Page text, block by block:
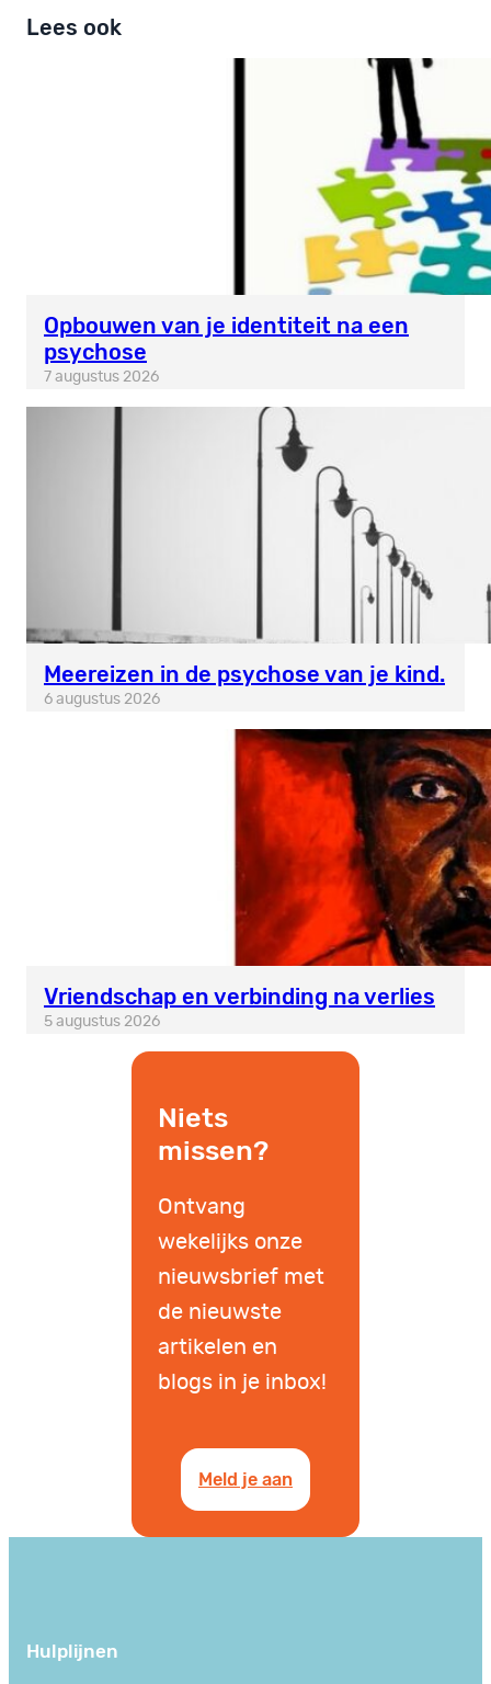
Lees ook
Opbouwen van je identiteit na een
psychose
7 augustus 2026
Meereizen in de psychose van je kind.
6 augustus 2026
Vriendschap en verbinding na verlies
5 augustus 2026
Niets
missen?
Ontvang
wekelijks onze
nieuwsbrief met
de nieuwste
artikelen en
blogs in je inbox!
Meld je aan
Hulplijnen